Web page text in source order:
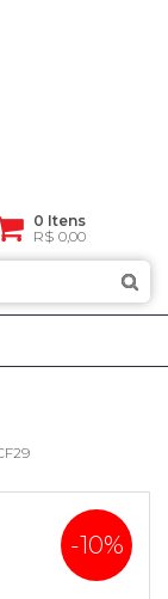
0 Itens
R$ 0,00
-10%